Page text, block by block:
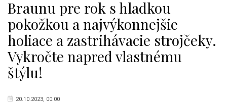
Braunu pre rok s hladkou
pokožkou a najvýkonnejšie
holiace a zastrihávacie strojčeky.
Vykročte napred vlastnému
štýlu!
20.10.2023, 00:00